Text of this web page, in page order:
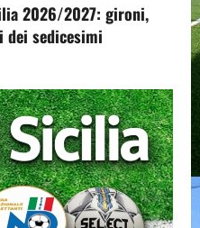
2026/2027: gironi,
dei sedicesimi